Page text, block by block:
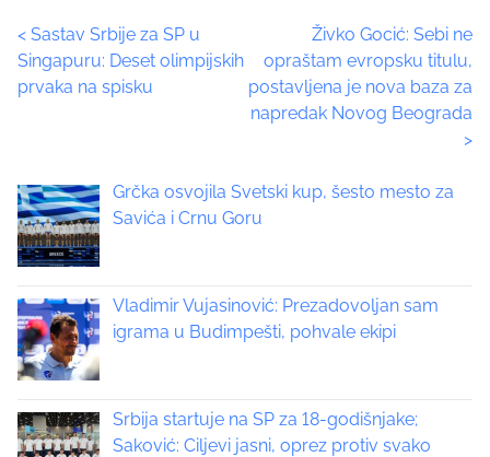
h
i
s
t
o
n
:
P
o
s
n
a
v
i
g
< Sastav Srbije za SP u
Singapuru: Deset olimpijskih
prvaka na spisku
Živko Gocić: Sebi ne
opraštam evropsku titulu,
postavljena je nova baza za
napredak Novog Beograda
>
Grčka osvojila Svetski kup, šesto mesto za
Savića i Crnu Goru
Vladimir Vujasinović: Prezadovoljan sam
igrama u Budimpešti, pohvale ekipi
Srbija startuje na SP za 18-godišnjake;
Saković: Ciljevi jasni, oprez protiv svako